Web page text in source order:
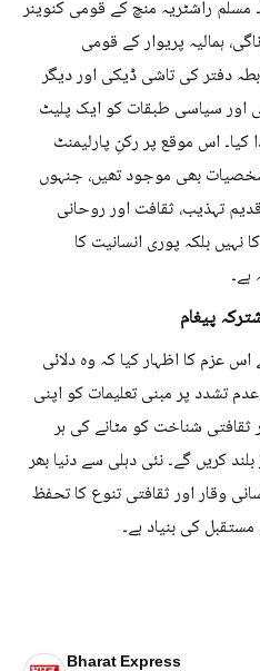
مسلم راشٹریہ منچ کے قومی کنوینر
ہمالیہ پریوار کے قومی
دفتر کی تاشی ڈیکی اور دیگر
اور سیاسی طبقات کو ایک پلیٹ
کیا۔ اس موقع پر رکنِ پارلیمنٹ
بھی موجود تھیں، جنہوں
تہذیب، ثقافت اور روحانی
بلکہ پوری انسانیت کا
پیغام
عزم کا اظہار کیا کہ وہ دلائی
تشدد پر مبنی تعلیمات کو اپنی
ثقافتی شناخت کو مٹانے کی ہر
کریں گے۔ نئی دہلی سے دنیا بھر
وقار اور ثقافتی تنوع کا تحفظ
کی بنیاد ہے۔
Bharat Express